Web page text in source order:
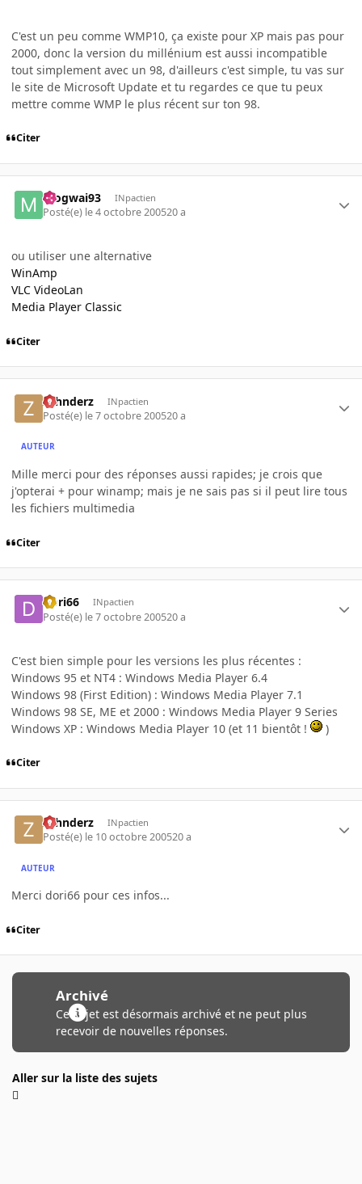
C'est un peu comme WMP10, ça existe pour XP mais pas pour
2000, donc la version du millénium est aussi incompatible
tout simplement avec un 98, d'ailleurs c'est simple, tu vas sur
le site de Microsoft Update et tu regardes ce que tu peux
mettre comme WMP le plus récent sur ton 98.
Citer
mogwai93 INpactien
Posté(e) le 4 octobre 200520 a
ou utiliser une alternative
WinAmp
VLC VideoLan
Media Player Classic
Citer
zahnderz INpactien
Posté(e) le 7 octobre 200520 a
AUTEUR
Mille merci pour des réponses aussi rapides; je crois que
j'opterai + pour winamp; mais je ne sais pas si il peut lire tous
les fichiers multimedia
Citer
Dori66 INpactien
Posté(e) le 7 octobre 200520 a
C'est bien simple pour les versions les plus récentes :
Windows 95 et NT4 : Windows Media Player 6.4
Windows 98 (First Edition) : Windows Media Player 7.1
Windows 98 SE, ME et 2000 : Windows Media Player 9 Series
Windows XP : Windows Media Player 10 (et 11 bientôt !
)
Citer
zahnderz INpactien
Posté(e) le 10 octobre 200520 a
AUTEUR
Merci dori66 pour ces infos...
Citer
Archivé
Ce sujet est désormais archivé et ne peut plus
recevoir de nouvelles réponses.
Aller sur la liste des sujets